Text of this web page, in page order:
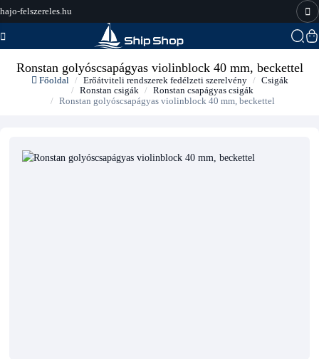
hajo-felszereles.hu
Ronstan golyóscsapágyas violinblock 40 mm, beckettel
Főoldal Erőátviteli rendszerek fedélzeti szerelvény
Csigák
Ronstan csigák
Ronstan csapágyas csigák
Ronstan golyóscsapágyas violinblock 40 mm, beckettel